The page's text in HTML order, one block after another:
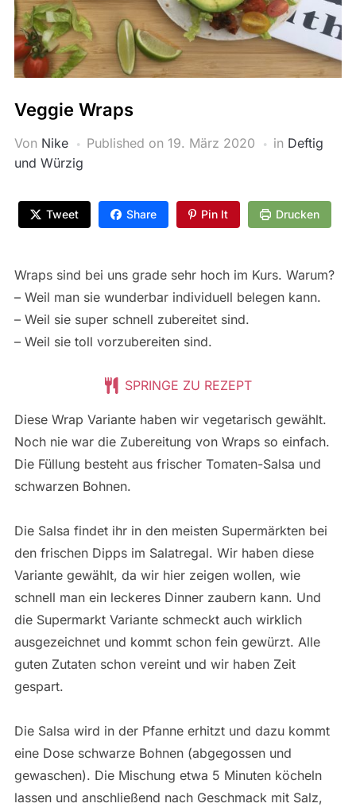
Veggie Wraps
Von Nike Published on 19. März 2020 in Deftig
und Würzig
Tweet Share Pin It Drucken
Wraps sind bei uns grade sehr hoch im Kurs. Warum?
– Weil man sie wunderbar individuell belegen kann.
– Weil sie super schnell zubereitet sind.
– Weil sie toll vorzubereiten sind.
SPRINGE ZU REZEPT
Diese Wrap Variante haben wir vegetarisch gewählt.
Noch nie war die Zubereitung von Wraps so einfach.
Die Füllung besteht aus frischer Tomaten-Salsa und
schwarzen Bohnen.
Die Salsa findet ihr in den meisten Supermärkten bei
den frischen Dipps im Salatregal. Wir haben diese
Variante gewählt, da wir hier zeigen wollen, wie
schnell man ein leckeres Dinner zaubern kann. Und
die Supermarkt Variante schmeckt auch wirklich
ausgezeichnet und kommt schon fein gewürzt. Alle
guten Zutaten schon vereint und wir haben Zeit
gespart.
Die Salsa wird in der Pfanne erhitzt und dazu kommt
eine Dose schwarze Bohnen (abgegossen und
gewaschen). Die Mischung etwa 5 Minuten köcheln
lassen und anschließend nach Geschmack mit Salz,